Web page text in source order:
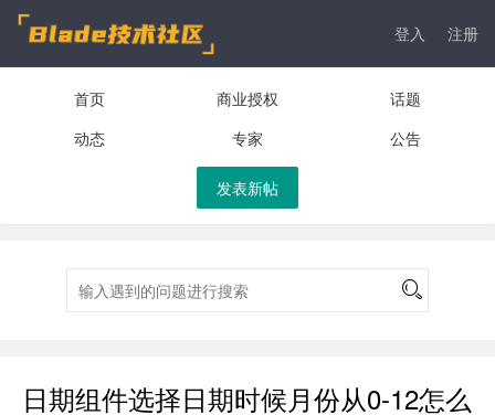
登入 注册
首页 商业授权
话题
动态
专家 公告
发表新帖
日期组件选择日期时候月份从0-12怎么